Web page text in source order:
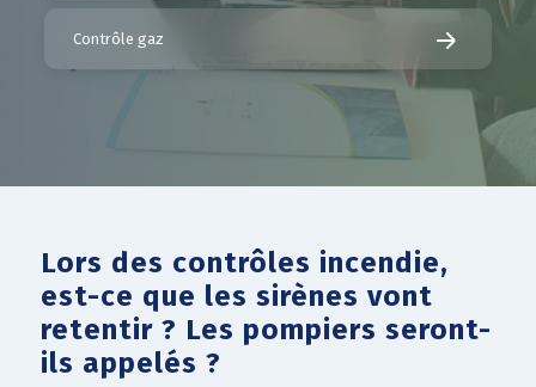
Contrôle gaz
Lors des contrôles incendie,
est-ce que les sirènes vont
retentir ? Les pompiers seront-
ils appelés ?